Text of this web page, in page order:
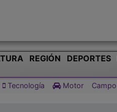
Tecnología Motor Campo